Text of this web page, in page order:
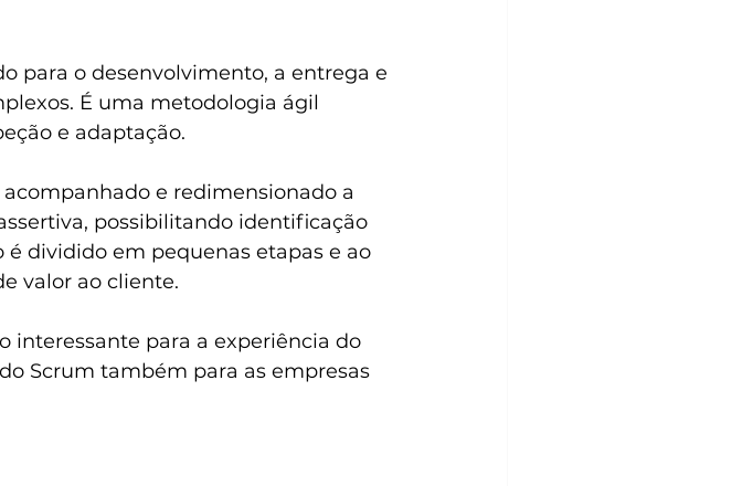
para o desenvolvimento, a entrega e
É uma metodologia ágil
e adaptação.
e redimensionado a
possibilitando identificação
dividido em pequenas etapas e ao
valor ao cliente.
interessante para a experiência do
Scrum também para as empresas